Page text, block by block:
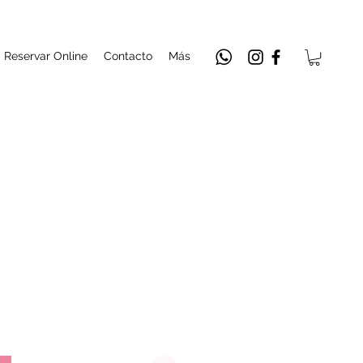
Reservar Online Contacto Más